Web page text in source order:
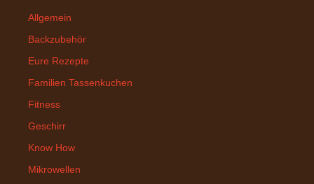
Allgemein
Backzubehör
Eure Rezepte
Familien Tassenkuchen
Fitness
Geschirr
Know How
Mikrowellen